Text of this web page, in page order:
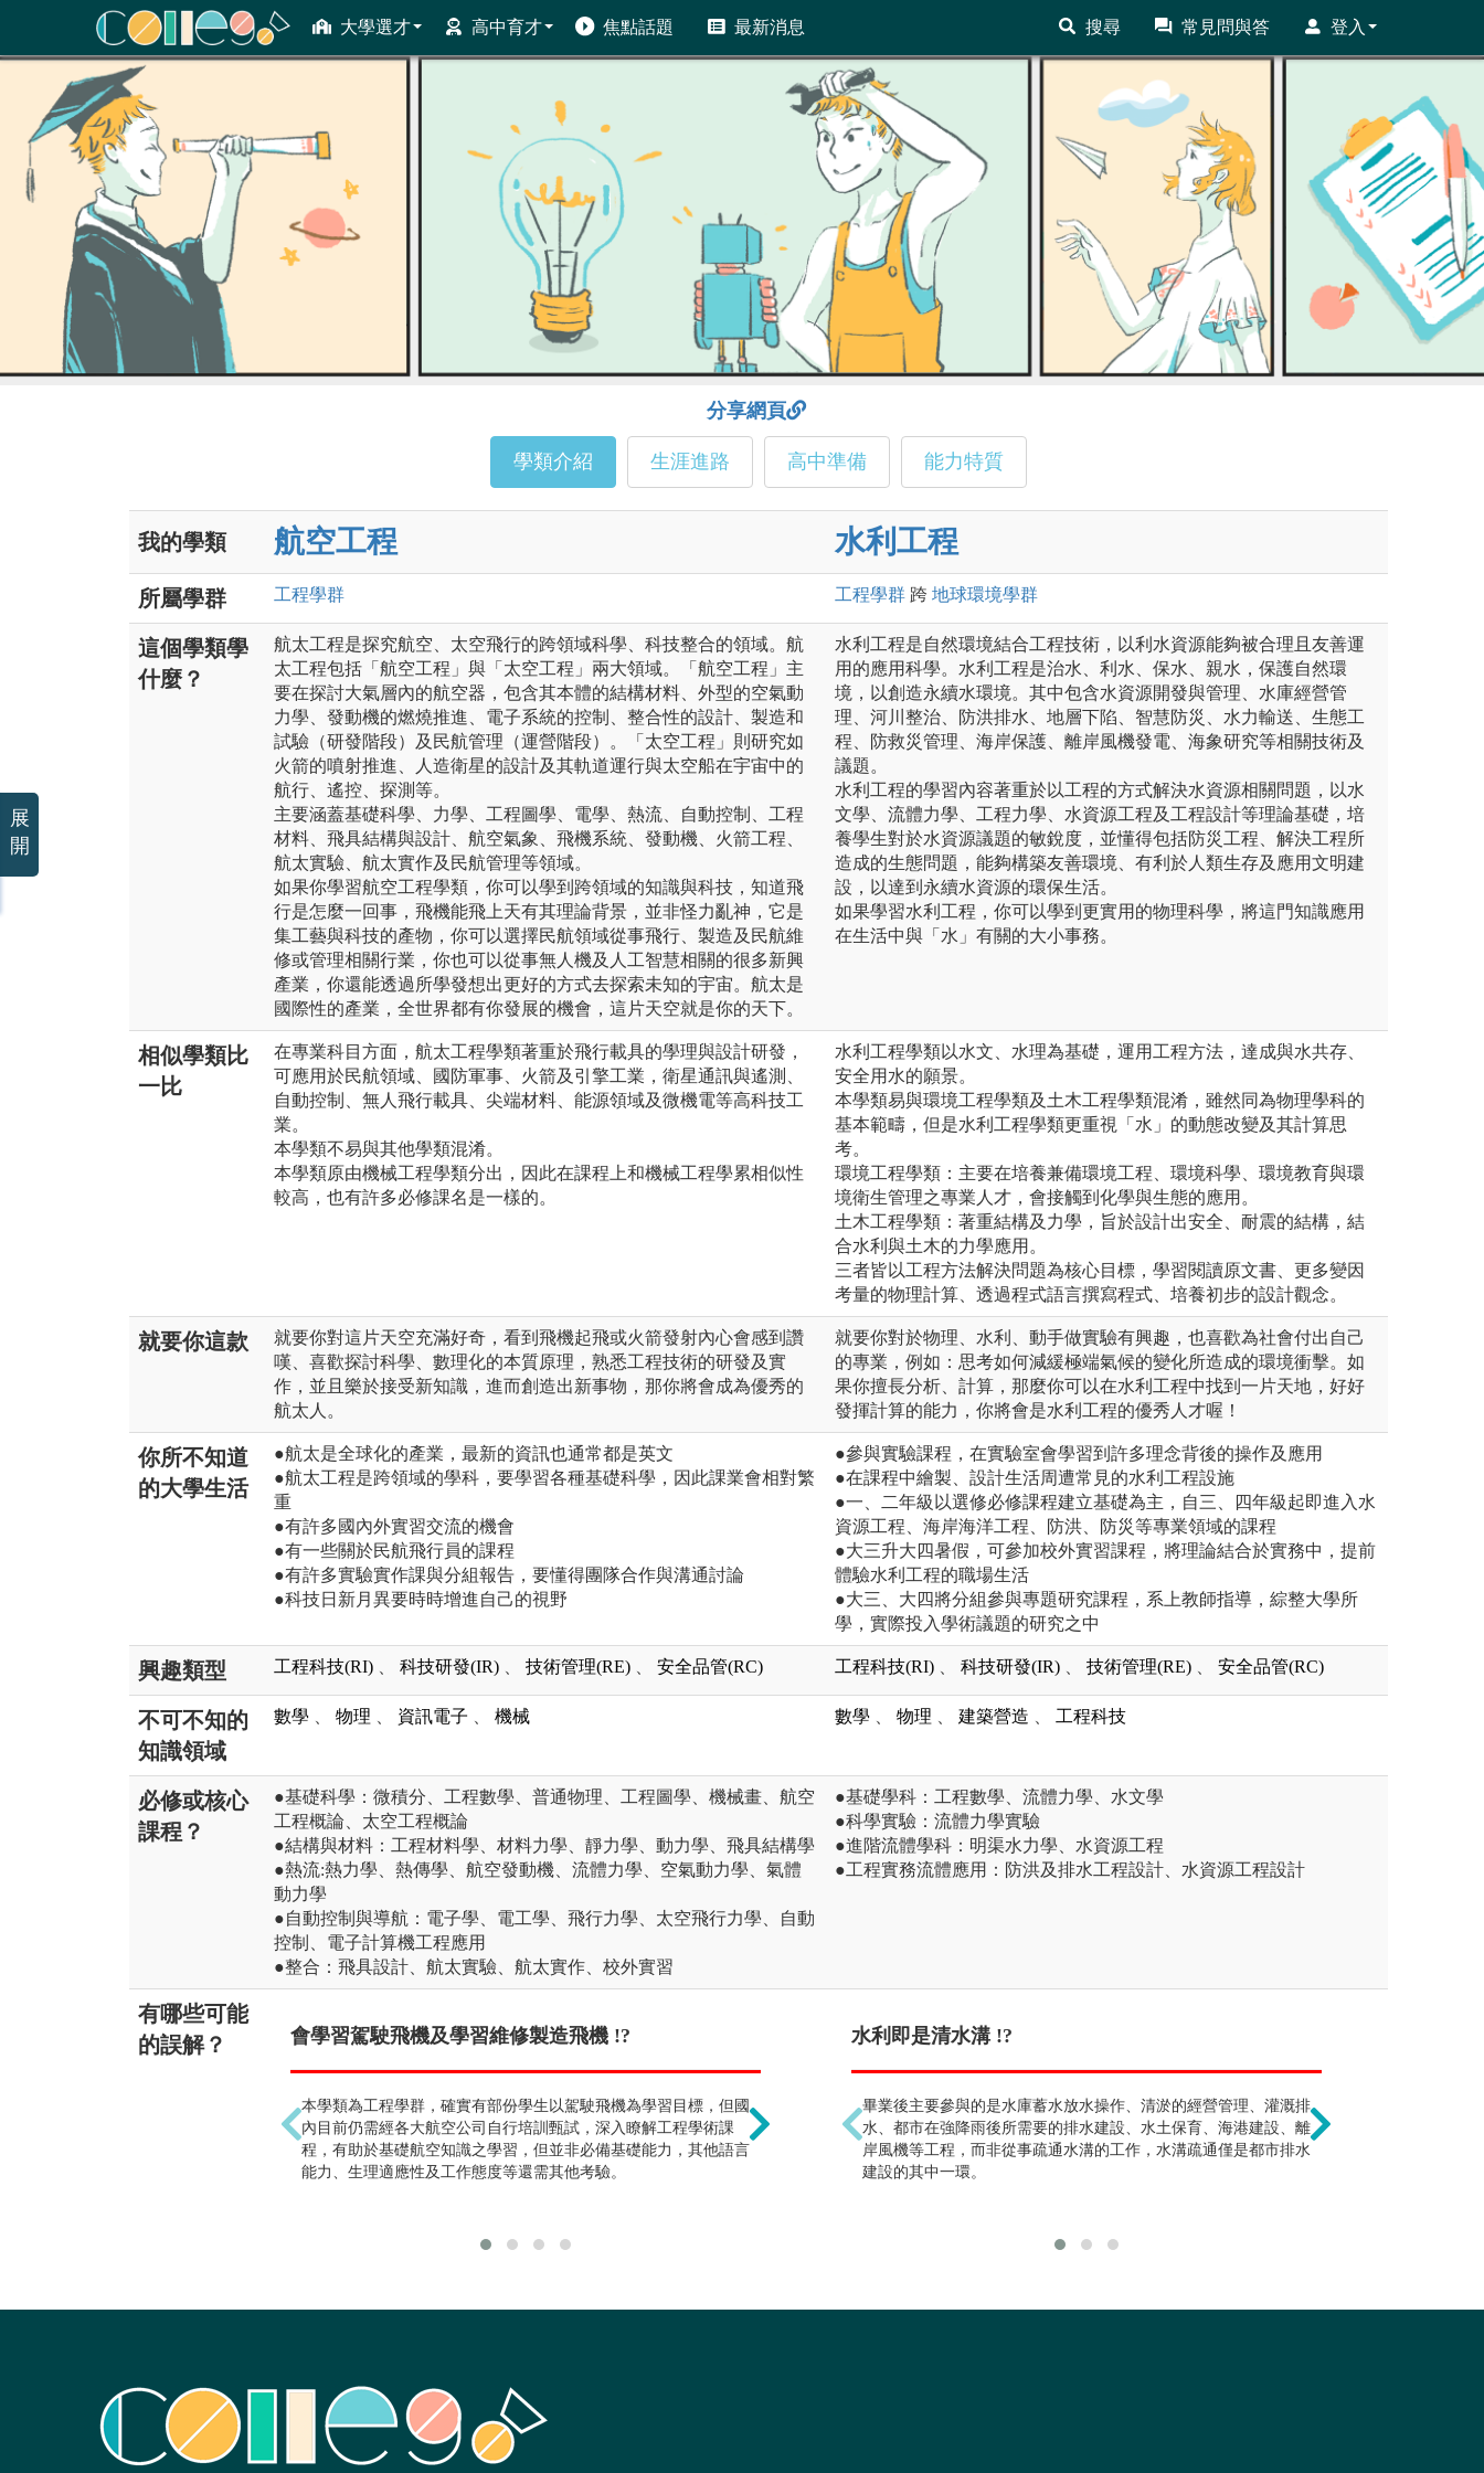
大學選才 高中育才 焦點話題 最新消息 搜尋 常見問與答 登入
ColleGo! 大學選才與高中育才輔助系統
分享網頁
學類介紹 生涯進路 高中準備 能力特質
我的學類 航空工程 水利工程
所屬學群 工程學群 工程學群 跨 地球環境學群
這個學類學
什麼？
航太工程是探究航空、太空飛行的跨領域科學、科技整合的領域。航
太工程包括「航空工程」與「太空工程」兩大領域。「航空工程」主
要在探討大氣層內的航空器，包含其本體的結構材料、外型的空氣動
力學、發動機的燃燒推進、電子系統的控制、整合性的設計、製造和
試驗（研發階段）及民航管理（運營階段）。「太空工程」則研究如
火箭的噴射推進、人造衛星的設計及其軌道運行與太空船在宇宙中的
航行、遙控、探測等。
主要涵蓋基礎科學、力學、工程圖學、電學、熱流、自動控制、工程
材料、飛具結構與設計、航空氣象、飛機系統、發動機、火箭工程、
航太實驗、航太實作及民航管理等領域。
如果你學習航空工程學類，你可以學到跨領域的知識與科技，知道飛
行是怎麼一回事，飛機能飛上天有其理論背景，並非怪力亂神，它是
集工藝與科技的產物，你可以選擇民航領域從事飛行、製造及民航維
修或管理相關行業，你也可以從事無人機及人工智慧相關的很多新興
產業，你還能透過所學發想出更好的方式去探索未知的宇宙。航太是
國際性的產業，全世界都有你發展的機會，這片天空就是你的天下。
水利工程是自然環境結合工程技術，以利水資源能夠被合理且友善運
用的應用科學。水利工程是治水、利水、保水、親水，保護自然環
境，以創造永續水環境。其中包含水資源開發與管理、水庫經營管
理、河川整治、防洪排水、地層下陷、智慧防災、水力輸送、生態工
程、防救災管理、海岸保護、離岸風機發電、海象研究等相關技術及
議題。
水利工程的學習內容著重於以工程的方式解決水資源相關問題，以水
文學、流體力學、工程力學、水資源工程及工程設計等理論基礎，培
養學生對於水資源議題的敏銳度，並懂得包括防災工程、解決工程所
造成的生態問題，能夠構築友善環境、有利於人類生存及應用文明建
設，以達到永續水資源的環保生活。
如果學習水利工程，你可以學到更實用的物理科學，將這門知識應用
在生活中與「水」有關的大小事務。
相似學類比
一比
在專業科目方面，航太工程學類著重於飛行載具的學理與設計研發，
可應用於民航領域、國防軍事、火箭及引擎工業，衛星通訊與遙測、
自動控制、無人飛行載具、尖端材料、能源領域及微機電等高科技工
業。
本學類不易與其他學類混淆。
本學類原由機械工程學類分出，因此在課程上和機械工程學累相似性
較高，也有許多必修課名是一樣的。
水利工程學類以水文、水理為基礎，運用工程方法，達成與水共存、
安全用水的願景。
本學類易與環境工程學類及土木工程學類混淆，雖然同為物理學科的
基本範疇，但是水利工程學類更重視「水」的動態改變及其計算思
考。
環境工程學類：主要在培養兼備環境工程、環境科學、環境教育與環
境衛生管理之專業人才，會接觸到化學與生態的應用。
土木工程學類：著重結構及力學，旨於設計出安全、耐震的結構，結
合水利與土木的力學應用。
三者皆以工程方法解決問題為核心目標，學習閱讀原文書、更多變因
考量的物理計算、透過程式語言撰寫程式、培養初步的設計觀念。
就要你這款
就要你對這片天空充滿好奇，看到飛機起飛或火箭發射內心會感到讚
嘆、喜歡探討科學、數理化的本質原理，熟悉工程技術的研發及實
作，並且樂於接受新知識，進而創造出新事物，那你將會成為優秀的
航太人。
就要你對於物理、水利、動手做實驗有興趣，也喜歡為社會付出自己
的專業，例如：思考如何減緩極端氣候的變化所造成的環境衝擊。如
果你擅長分析、計算，那麼你可以在水利工程中找到一片天地，好好
發揮計算的能力，你將會是水利工程的優秀人才喔！
你所不知道
的大學生活
●航太是全球化的產業，最新的資訊也通常都是英文
●航太工程是跨領域的學科，要學習各種基礎科學，因此課業會相對繁
重
●有許多國內外實習交流的機會
●有一些關於民航飛行員的課程
●有許多實驗實作課與分組報告，要懂得團隊合作與溝通討論
●科技日新月異要時時增進自己的視野
●參與實驗課程，在實驗室會學習到許多理念背後的操作及應用
●在課程中繪製、設計生活周遭常見的水利工程設施
●一、二年級以選修必修課程建立基礎為主，自三、四年級起即進入水
資源工程、海岸海洋工程、防洪、防災等專業領域的課程
●大三升大四暑假，可參加校外實習課程，將理論結合於實務中，提前
體驗水利工程的職場生活
●大三、大四將分組參與專題研究課程，系上教師指導，綜整大學所
學，實際投入學術議題的研究之中
興趣類型 工程科技(RI) 科技研發(IR) 技術管理(RE) 安全品管(RC) 工程科技(RI) 科技研發(IR) 技術管理(RE) 安全品管(RC)
不可不知的
知識領域
數學 物理 資訊電子 機械 數學 物理 建築營造 工程科技
必修或核心
課程？
●基礎科學：微積分、工程數學、普通物理、工程圖學、機械畫、航空
工程概論、太空工程概論
●結構與材料：工程材料學、材料力學、靜力學、動力學、飛具結構學
●熱流:熱力學、熱傳學、航空發動機、流體力學、空氣動力學、氣體
動力學
●自動控制與導航：電子學、電工學、飛行力學、太空飛行力學、自動
控制、電子計算機工程應用
●整合：飛具設計、航太實驗、航太實作、校外實習
●基礎學科：工程數學、流體力學、水文學
●科學實驗：流體力學實驗
●進階流體學科：明渠水力學、水資源工程
●工程實務流體應用：防洪及排水工程設計、水資源工程設計
有哪些可能
的誤解？
會學習駕駛飛機及學習維修製造飛機 !?
本學類為工程學群，確實有部份學生以駕駛飛機為學習目標，但國
內目前仍需經各大航空公司自行培訓甄試，深入瞭解工程學術課
程，有助於基礎航空知識之學習，但並非必備基礎能力，其他語言
能力、生理適應性及工作態度等還需其他考驗。
未來出路是否只能在航空公司 !?
本學類培養專業的航太科技人才，未來出路涵蓋航太產業、民航飛
行、飛機製造與修護、智慧機械、半導體等高科技產業，故不限於
航空公司。
並非如此，而是著重於
技做為主要導向。但未
國內目前仍未有學制內
水利即是清水溝 !?
畢業後主要參與的是水庫蓄水放水操作、清淤的經營管理、灌溉排
水、都市在強降雨後所需要的排水建設、水土保育、海港建設、離
岸風機等工程，而非從事疏通水溝的工作，水溝疏通僅是都市排水
建設的其中一環。
展
開